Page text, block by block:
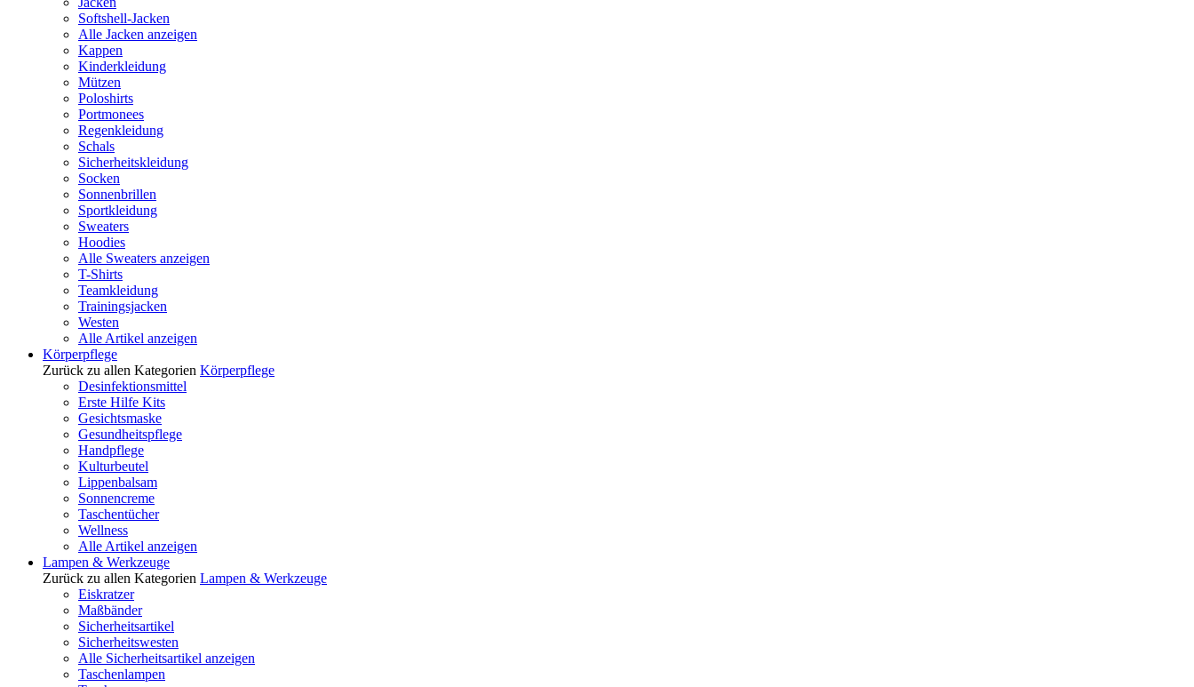
Softshell-Jacken
Alle Jacken anzeigen
Kappen
Kinderkleidung
Mützen
Poloshirts
Portmonees
Regenkleidung
Schals
Sicherheitskleidung
Socken
Sonnenbrillen
Sportkleidung
Sweaters
Hoodies
Alle Sweaters anzeigen
T-Shirts
Teamkleidung
Trainingsjacken
Westen
Alle Artikel anzeigen
Körperpflege
Zurück zu allen Kategorien Körperpflege
Desinfektionsmittel
Erste Hilfe Kits
Gesichtsmaske
Gesundheitspflege
Handpflege
Kulturbeutel
Lippenbalsam
Sonnencreme
Taschentücher
Wellness
Alle Artikel anzeigen
Lampen & Werkzeuge
Zurück zu allen Kategorien Lampen & Werkzeuge
Eiskratzer
Maßbänder
Sicherheitsartikel
Sicherheitswesten
Alle Sicherheitsartikel anzeigen
Taschenlampen